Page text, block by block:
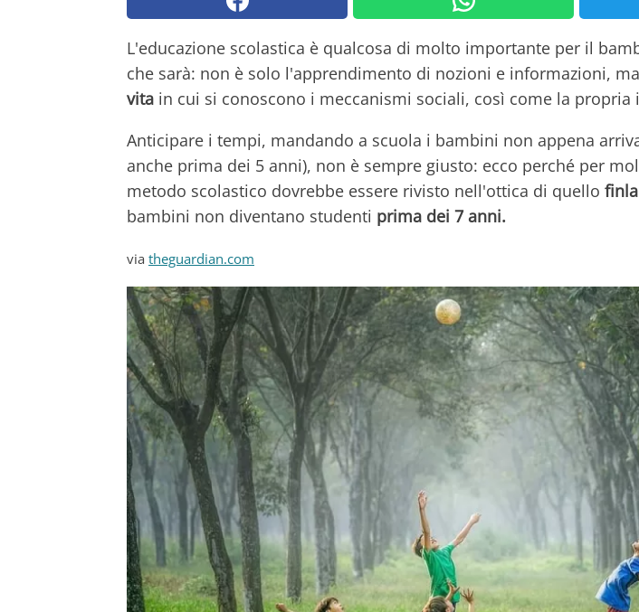
L'educazione scolastica è qualcosa di molto importante per il
che sarà: non è solo l'apprendimento di nozioni e informazioni,
vita in cui si conoscono i meccanismi sociali, così come la propria
Anticipare i tempi, mandando a scuola i bambini non appena
anche prima dei 5 anni), non è sempre giusto: ecco perché per
metodo scolastico dovrebbe essere rivisto nell'ottica di quello
bambini non diventano studenti prima dei 7 anni.
via theguardian.com